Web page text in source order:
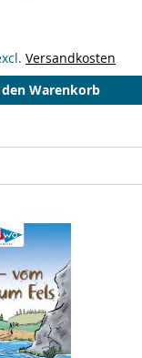
Versandkosten
Warenkorb